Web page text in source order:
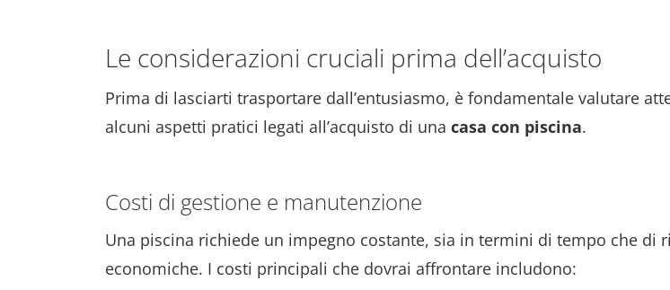
Le considerazioni cruciali prima dell’acquisto
Prima di lasciarti trasportare dall’entusiasmo, è fondamentale valutare
alcuni aspetti pratici legati all’acquisto di una casa con piscina.
Costi di gestione e manutenzione
Una piscina richiede un impegno costante, sia in termini di tempo che di
economiche. I costi principali che dovrai affrontare includono: